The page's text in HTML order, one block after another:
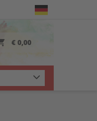
€ 0,00